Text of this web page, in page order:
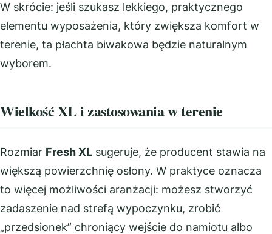
W skrócie: jeśli szukasz lekkiego, praktycznego
elementu wyposażenia, który zwiększa komfort w
terenie, ta płachta biwakowa będzie naturalnym
wyborem.
Wielkość XL i zastosowania w terenie
Rozmiar Fresh XL sugeruje, że producent stawia na
większą powierzchnię osłony. W praktyce oznacza
to więcej możliwości aranżacji: możesz stworzyć
zadaszenie nad strefą wypoczynku, zrobić
„przedsionek” chroniący wejście do namiotu albo